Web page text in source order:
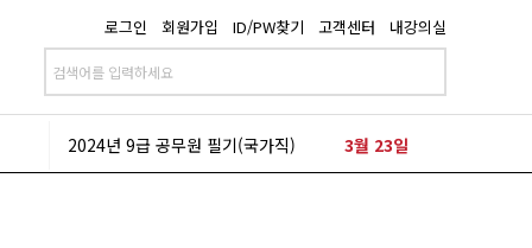
로그인 회원가입 ID/PW찾기 고객센터 내강의실
2024년 9급 공무원 필기(지방직)
6월 22일
2024년 9급 공무원 필기(국가직)
3월 23일
2024년 9급 공무원 필기(지방직)
6월 22일